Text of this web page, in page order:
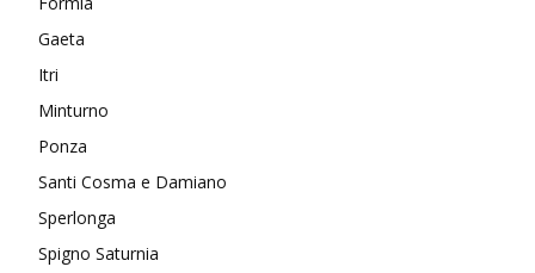
Gaeta
Itri
Minturno
Ponza
Santi Cosma e Damiano
Sperlonga
Spigno Saturnia